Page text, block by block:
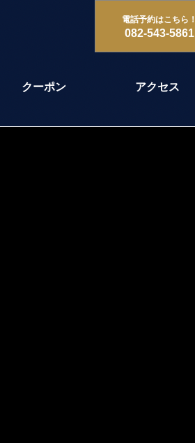
電話予約はこちら！
082-543-5861
クーポン アクセス